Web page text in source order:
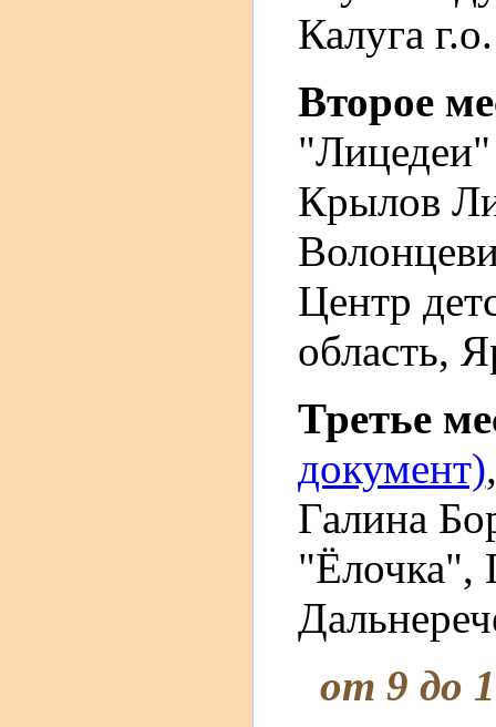
Калуга г.о.
Второе
Крылов
Центр
область,
Третье
документ)
Галина
"Ёлочка",
от 9 до